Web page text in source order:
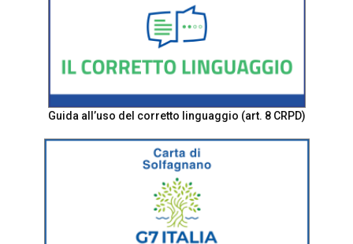
Guida all’uso del corretto linguaggio (art. 8 CRPD)